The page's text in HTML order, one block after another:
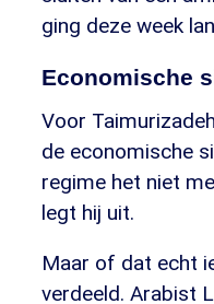
ging deze week
Economische
Voor
de economische
regime het niet
legt hij uit.
Maar of dat echt
verdeeld. Arabist